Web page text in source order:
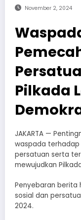
November 2, 2024
Pilkada
JAKARTA —
waspada
persatuan serta
mewujudkan
Penyebaran berita
sosial dan
2024.